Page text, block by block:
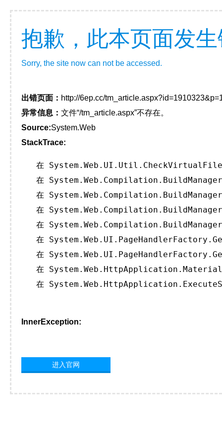
抱歉，此本页面发
Sorry, the site now can not be accessed.
出错页面： http://6ep.cc/
异常信息： 文件“/tm_article.aspx”不存在。
Source:System.Web
StackTrace:
在
在
在
在
在
在
在
在
在
InnerException:
进入官网